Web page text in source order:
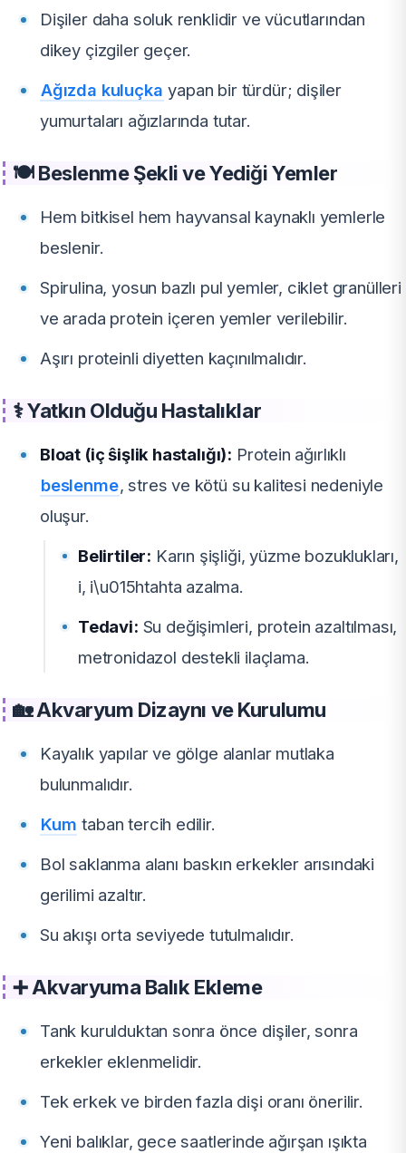
Dişiler daha soluk renklidir ve vücutlarından
dikey çizgiler geçer.
Ağızda kuluçka yapan bir türdür; dişiler
yumurtaları ağızlarında tutar.
🍽️ Beslenme Şekli ve Yediği Yemler
Hem bitkisel hem hayvansal kaynaklı yemlerle
beslenir.
Spirulina, yosun bazlı pul yemler, ciklet granülleri
ve arada protein içeren yemler verilebilir.
Aşırı proteinli diyetten kaçınılmalıdır.
⚕️ Yatkın Olduğu Hastalıklar
Bloat (iç ŝişlik hastalığı): Protein ağırlıklı
beslenme, stres ve kötü su kalitesi nedeniyle
oluşur.
Belirtiler: Karın şişliği, yüzme bozuklukları,
i, i\u015htahta azalma.
Tedavi: Su değişimleri, protein azaltılması,
metronidazol destekli ilaçlama.
🏡 Akvaryum Dizaynı ve Kurulumu
Kayalık yapılar ve gölge alanlar mutlaka
bulunmalıdır.
Kum taban tercih edilir.
Bol saklanma alanı baskın erkekler arısındaki
gerilimi azaltır.
Su akışı orta seviyede tutulmalıdır.
➕ Akvaryuma Balık Ekleme
Tank kurulduktan sonra önce dişiler, sonra
erkekler eklenmelidir.
Tek erkek ve birden fazla dişi oranı önerilir.
Yeni balıklar, gece saatlerinde ağırşan ışıkta